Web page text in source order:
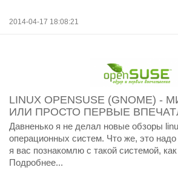
2014-04-17 18:08:21
LINUX OPENSUSE (GNOME) -
ИЛИ ПРОСТО ПЕРВЫЕ
Давненько я не делал новые обзоры
операционных систем. Что же, это надо
я вас познакомлю с такой системой,
Подробнее...